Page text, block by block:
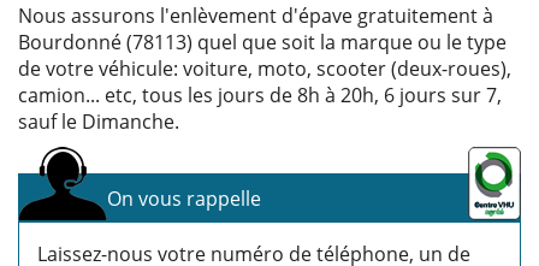
Nous assurons l'enlèvement d'épave gratuitement à
Bourdonné (78113) quel que soit la marque ou le type
de votre véhicule: voiture, moto, scooter (deux-roues),
camion... etc, tous les jours de 8h à 20h, 6 jours sur 7,
sauf le Dimanche.
On vous rappelle
Laissez-nous votre numéro de téléphone, un de